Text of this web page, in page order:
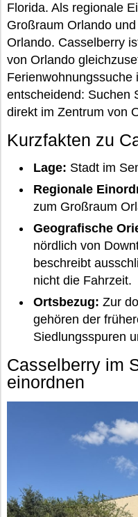
Florida. Als regionale
Großraum Orlando
Orlando. Casselberry
von Orlando
entscheidend: Suchen
direkt im Zentrum von
Kurzfakten zu
Lage: Stadt im
Regionale
zum Großraum
Geografische
nördlich von
beschreibt
nicht die Fahrzeit.
Ortsbezug: Zur
gehören der
Siedlungsspuren
Casselberry im
einordnen